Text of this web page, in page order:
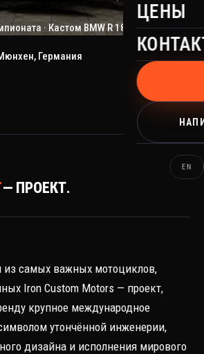
ЦЕНЫ
EN
· Кастом BMW R 18
Германия
ПРОЕКТ.
из самых важных мотоциклов,
Iron Custom Motors — проект,
крупное международное
утончённой инженерии,
дизайна и исполнения мирового